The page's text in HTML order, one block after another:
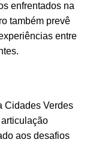
enfrentados na
também prevê
entre
Cidades Verdes
aos desafios